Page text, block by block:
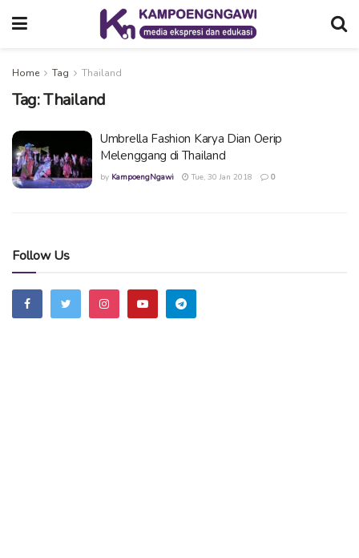
Home Tag Thailand
Tag:Thailand
Umbrella Fashion Karya Dian Oerip
Melenggang di Thailand
by KampoengNgawi Tue, 30 Jan 2018 0
Follow Us